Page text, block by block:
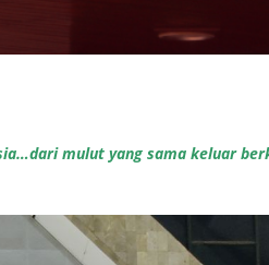
mulut yang sama keluar